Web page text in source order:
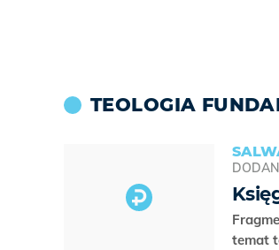
TEOLOGIA
temat